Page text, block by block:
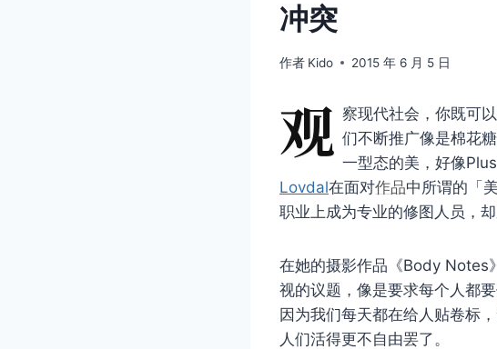
冲突
作者 Kido 2015 年 6 月 5 日
观 察现代社会，你既可
们不断推广像是棉花
一型态的美，好像
Lovdal在面对作品中所谓的「
职业上成为专业的修图人员，
在她的摄影作品《Body Notes
视的议题，像是要求每个人都
因为我们每天都在给人贴卷标
人们活得更不自由罢了。